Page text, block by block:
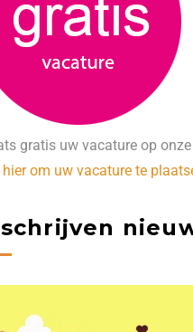
gratis uw vacature op
hier om uw vacature te